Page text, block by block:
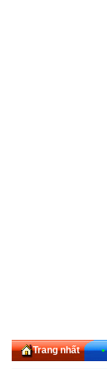
Trang nhất •